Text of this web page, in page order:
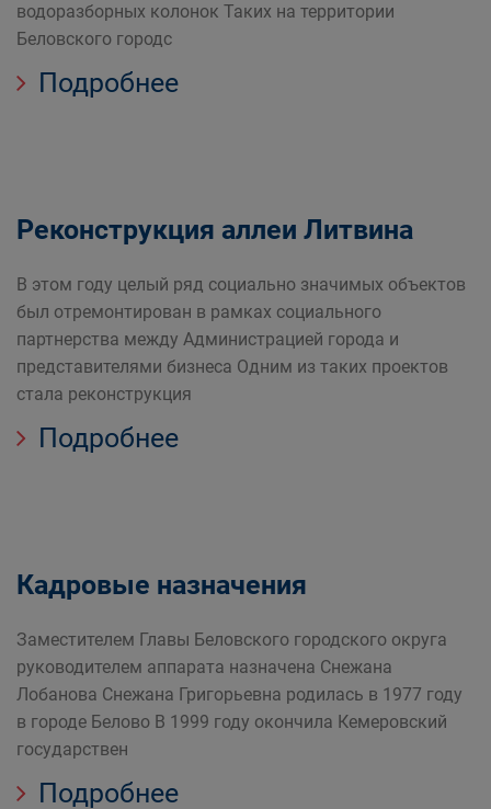
водоразборных колонок Таких на территории
Беловского городс
Подробнее
Реконструкция аллеи Литвина
В этом году целый ряд социально значимых объектов
был отремонтирован в рамках социального
партнерства между Администрацией города и
представителями бизнеса Одним из таких проектов
стала реконструкция
Подробнее
Кадровые назначения
Заместителем Главы Беловского городского округа
руководителем аппарата назначена Снежана
Лобанова Снежана Григорьевна родилась в 1977 году
в городе Белово В 1999 году окончила Кемеровский
государствен
Подробнее